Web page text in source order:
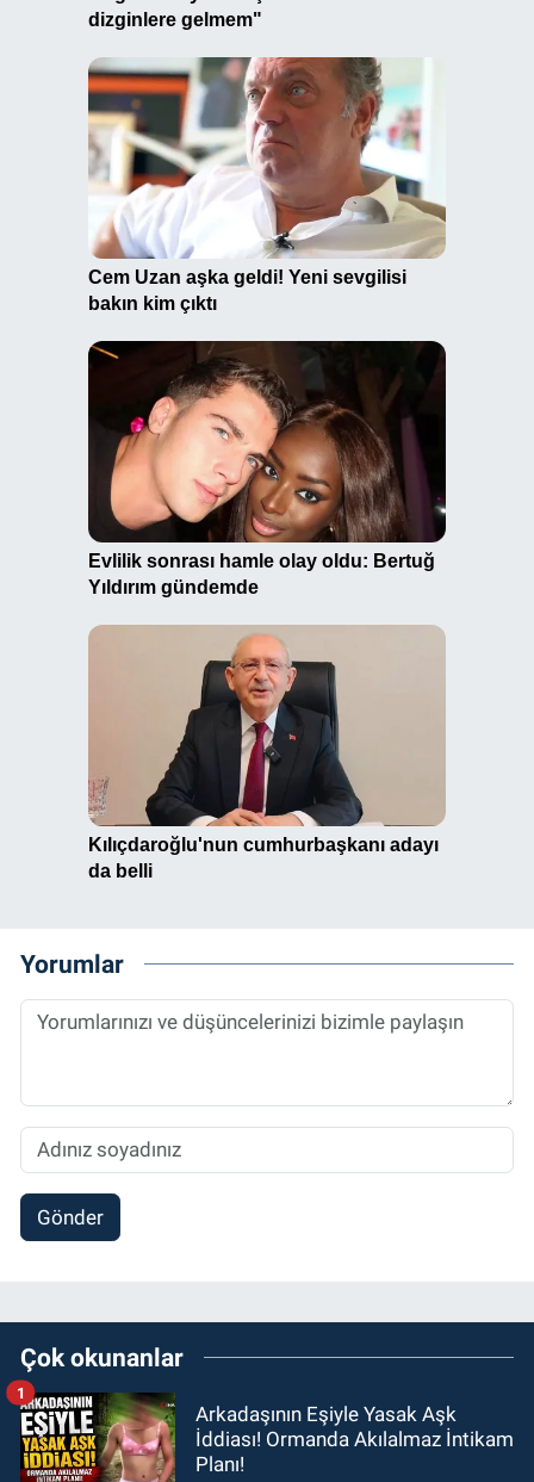
Yorumlar
Gönder
Çok okunanlar
Arkadaşının Eşiyle Yasak Aşk
İddiası! Ormanda Akılalmaz İntikam
Planı!
1